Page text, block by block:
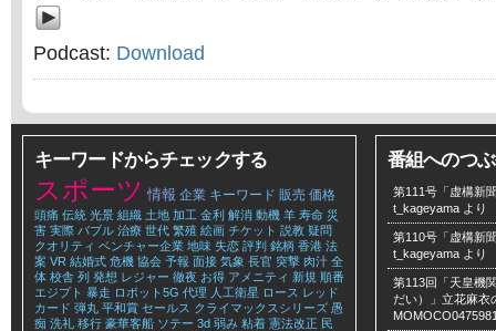
Podcast: Download
キーワードからチェックする
スポーツ 情報 企業 キーワード 販売 価格
頭痛 伝統 光景 組織 土地 加工 金利 解消 動機 羊 寿命 災
害 実際 バブル 治療 世代 繁殖 絵画 チケット 説教 疑問
クオリティ ベンチャー企業 地味 失恋 評判 銘柄 香港 法
案 VR 結婚式 危機 協会 予報 面接 気象 長官 突撃 肉汁 全
体 校舎 列 発想 レジャー 徹夜 お得 アメニティ 新規 順番
エジプト 暴走 ロボット5G 代理 人工衛星 ロース レッド
カード 弾丸 平和賞 セールス クライマックスシリーズ 愚
痴 洗礼 移行 豪華客船 ソテー 3d 弱み 粘着 憲法改正 民
番組へのつ
第111号「虚構新
t_kageyama より
第110号「虚構新
t_kageyama より
第113回「天皇機
だい）」立花麻衣